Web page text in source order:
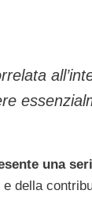
una
della